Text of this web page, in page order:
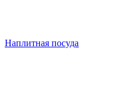
Наплитная посуда